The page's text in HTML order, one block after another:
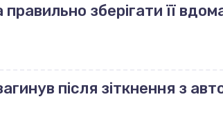
зберігати її
після зіткнення з